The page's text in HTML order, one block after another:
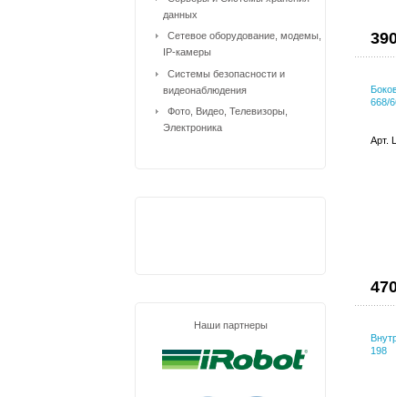
668/
Арт.
198
данных
Сетевое оборудование, модемы,
IP-камеры
Системы безопасности и
видеонаблюдения
Фото, Видео, Телевизоры,
Электроника
Наши партнеры